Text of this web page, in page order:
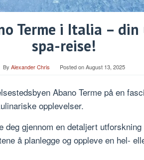
Terme i Italia –
spa-reise!
By Alexander Chris Posted onAugust 13, 2025
Abano Terme på en
opplevelser.
deg gjennom en detaljert
å planlegge og oppleve en hel-